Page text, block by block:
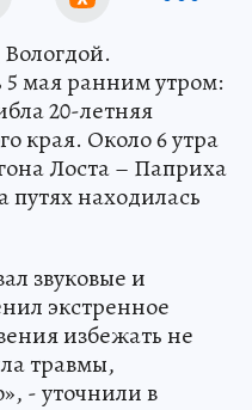
мая ранним утром:
20-летняя
края. Около 6 утра
Лоста – Паприха
путях находилась
звуковые и
экстренное
избежать не
травмы,
- уточнили в